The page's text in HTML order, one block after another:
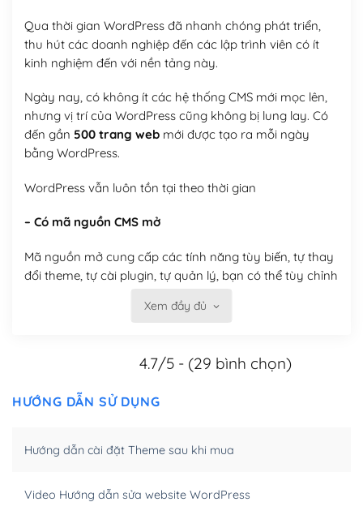
Qua thời gian WordPress đã nhanh chóng phát triển,
thu hút các doanh nghiệp đến các lập trình viên có ít
kinh nghiệm đến với nền tảng này.
Ngày nay, có không ít các hệ thống CMS mới mọc lên,
nhưng vị trí của WordPress cũng không bị lung lay. Có
đến gần 500 trang webmới được tạo ra mỗi ngày
bằng WordPress.
WordPress vẫn luôn tồn tại theo thời gian
– Có mã nguồn CMS mở
Mã nguồn mở cung cấp các tính năng tùy biến, tự thay
đổi theme, tự cài plugin, tự quản lý, bạn có thể tùy chỉnh
Có thể tùy biến trên website WordPress
WordPress bao gồm nhiều công cụ và plugin để tối ưu
hóa nội dung cho SEO.
Xem đầy đủ
4.7/5 - (29 bình chọn)
HƯỚNG DẪN SỬ DỤNG
Hướng dẫn cài đặt Theme sau khi mua
Video Hướng dẫn sửa website WordPress